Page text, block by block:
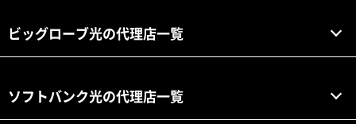
ビッグローブ光の代理店一覧
ソフトバンク光の代理店一覧